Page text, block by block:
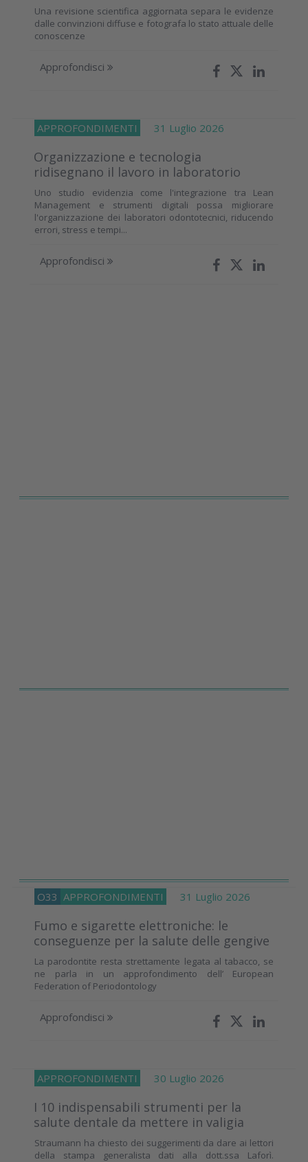
Una revisione scientifica aggiornata separa le evidenze
dalle convinzioni diffuse e fotografa lo stato attuale delle
conoscenze
Approfondisci
APPROFONDIMENTI 31 Luglio 2026
Organizzazione e tecnologia
ridisegnano il lavoro in laboratorio
Uno studio evidenzia come l'integrazione tra Lean
Management e strumenti digitali possa migliorare
l'organizzazione dei laboratori odontotecnici, riducendo
errori, stress e tempi...
Approfondisci
O33 APPROFONDIMENTI 31 Luglio 2026
Fumo e sigarette elettroniche: le
conseguenze per la salute delle gengive
La parodontite resta strettamente legata al tabacco, se
ne parla in un approfondimento dell’ European
Federation of Periodontology
Approfondisci
APPROFONDIMENTI 30 Luglio 2026
I 10 indispensabili strumenti per la
salute dentale da mettere in valigia
Straumann ha chiesto dei suggerimenti da dare ai lettori
della stampa generalista dati alla dott.ssa Laforì.